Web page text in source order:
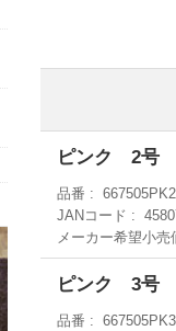
ピンク 2号
品番
667505PK2
JANコード
メーカー希望小売
ピンク 3号
品番
667505PK3